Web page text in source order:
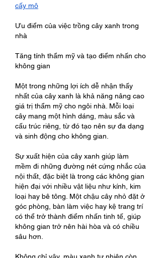
cấy mô
Ưu điểm của việc trồng cây xanh trong
nhà
Tăng tính thẩm mỹ và tạo điểm nhấn cho
không gian
Một trong những lợi ích dễ nhận thấy
nhất của cây xanh là khả năng nâng cao
giá trị thẩm mỹ cho ngôi nhà. Mỗi loại
cây mang một hình dáng, màu sắc và
cấu trúc riêng, từ đó tạo nên sự đa dạng
và sinh động cho không gian.
Sự xuất hiện của cây xanh giúp làm
mềm đi những đường nét cứng nhắc của
nội thất, đặc biệt là trong các không gian
hiện đại với nhiều vật liệu như kính, kim
loại hay bê tông. Một chậu cây nhỏ đặt ở
góc phòng, bàn làm việc hay kệ trang trí
có thể trở thành điểm nhấn tinh tế, giúp
không gian trở nên hài hòa và có chiều
sâu hơn.